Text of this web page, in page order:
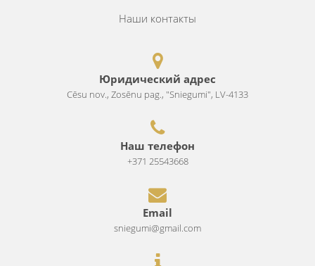
Наши контакты
Юридический адрес
Cēsu nov., Zosēnu pag., "Sniegumi", LV-4133
Наш телефон
+371 25543668
Email
sniegumi@gmail.com